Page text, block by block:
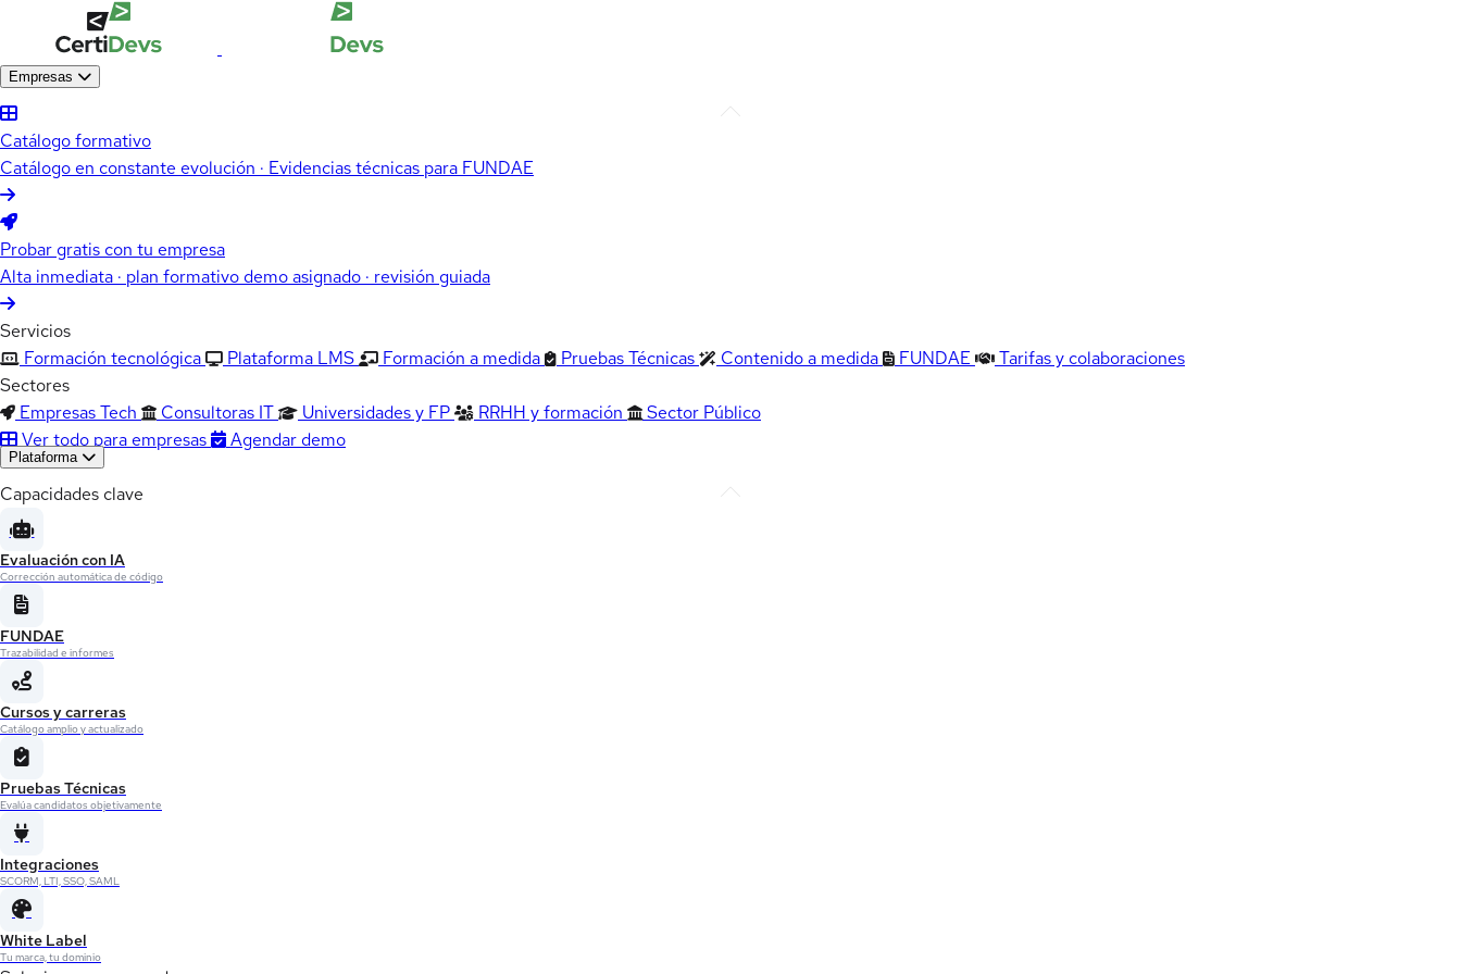
Empresas
Catálogo formativo
Catálogo en constante evolución · Evidencias técnicas para FUNDAE
Probar gratis con tu empresa
Alta inmediata · plan formativo demo asignado · revisión guiada
Servicios
Formación tecnológica
Plataforma LMS Formación a medida Pruebas Técnicas Contenido a medida FUNDAE
Tarifas y colaboraciones
Sectores
Empresas Tech
Consultoras IT Universidades y FP RRHH y formación
Sector Público
Ver todo para empresas
Agendar demo
Plataforma
Capacidades clave
Evaluación con IA
Corrección automática de código
FUNDAE
Trazabilidad e informes
Cursos y carreras
Catálogo amplio y actualizado
Pruebas Técnicas
Evalúa candidatos objetivamente
Integraciones
SCORM, LTI, SSO, SAML
White Label
Tu marca, tu dominio